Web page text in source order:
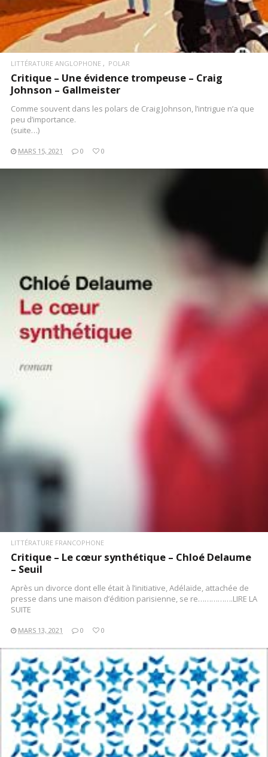
LITTÉRATURE ANGLOPHONE POLAR
Critique – Une évidence trompeuse – Craig
Johnson – Gallmeister
Comme souvent dans les polars de Craig Johnson, l’intrigue n’a que
peu d’importance.
(suite…)
MARS 15, 2021 0 0
LITTÉRATURE FRANCOPHONE
Critique – Le cœur synthétique – Chloé Delaume
– Seuil
Après un divorce dont elle était à l’initiative, Adélaïde, attachée de
presse dans une maison d’édition parisienne, se re…………….LIRE LA
SUITE
MARS 13, 2021 0 0